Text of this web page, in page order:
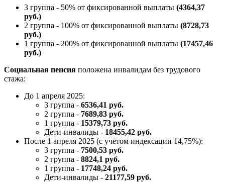
3 группа - 50% от фиксированной выплаты (4364,37
руб.)
2 группа - 100% от фиксированной выплаты (8728,73
руб.)
1 группа - 200% от фиксированной выплаты (17457,46
руб.)
Социальная пенсия положена инвалидам без трудового
стажа:
До 1 апреля 2025:
3 группа - 6536,41 руб.
2 группа - 7689,83 руб.
1 группа - 15379,73 руб.
Дети-инвалиды - 18455,42 руб.
После 1 апреля 2025 (с учетом индексации 14,75%):
3 группа - 7500,53 руб.
2 группа - 8824,1 руб.
1 группа - 17748,24 руб.
Дети-инвалиды - 21177,59 руб.